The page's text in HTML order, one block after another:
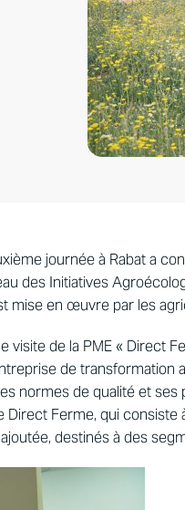
journée à Rabat a
des Initiatives
mise en œuvre par les
de la PME « Direct
de transformation
normes de qualité et
Direct Ferme, qui
destinés à des